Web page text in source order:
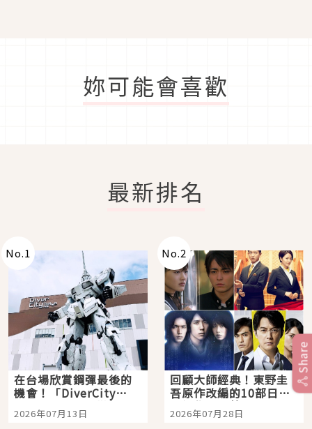
妳可能會喜歡
最新排名
No.1
在台場欣賞鋼彈最後的
機會！「DiverCity
Tokyo Plaza」搭船、
購物、美食及夜景，一
2026年07月13日
No.2
回顧大師經典！東野圭
吾原作改編的10部日本
影視作品推薦
2026年07月28日
Share